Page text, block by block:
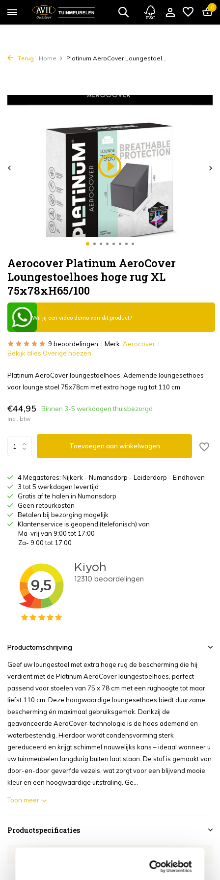
0
Terug Home Platinum AeroCover Loungestoel...
Aerocover Platinum AeroCover
Loungestoelhoes hoge rug XL
75x78xH65/100
Wil jij een video demo van dit product?
9 beoordelingen Merk: Aerocover
Bekijk alles Overige hoezen
Platinum AeroCover loungestoelhoes. Ademende loungesethoes
voor lounge stoel 75x78cm met extra hoge rug tot 110 cm
€44,95 Binnen 3-5 werkdagen thuisbezorgd
Incl. btw
Toevoegen aan winkelwagen
4 Megastores: Nijkerk - Numansdorp - Leiderdorp - Eindhoven
3 tot 5 werkdagen levertijd
Gratis af te halen in Numansdorp
Geen retourkosten
Betalen bij bezorging mogelijk
Klantenservice is geopend (telefonisch) van
Ma-vrij van 9:00 tot 17:00
Za- 9:00 tot 17:00
Productomschrijving
Geef uw loungestoel met extra hoge rug de bescherming die hij
verdient met de Platinum AeroCover loungestoelhoes, perfect
passend voor stoelen van 75 x 78 cm met een rughoogte tot maar
liefst 110 cm. Deze hoogwaardige loungesethoes biedt duurzame
bescherming én maximaal gebruiksgemak. Dankzij de
geavanceerde AeroCover-technologie is de hoes ademend en
waterbestendig. Hierdoor wordt condensvorming sterk
gereduceerd en krijgt schimmel nauwelijks kans – ideaal wanneer u
uw tuinmeubelen langdurig buiten laat staan. De stof is gemaakt van
door-en-door geverfde vezels, wat zorgt voor een blijvend mooie
kleur en een hoogwaardige uitstraling. Ge...
Toon meer
Productspecificaties